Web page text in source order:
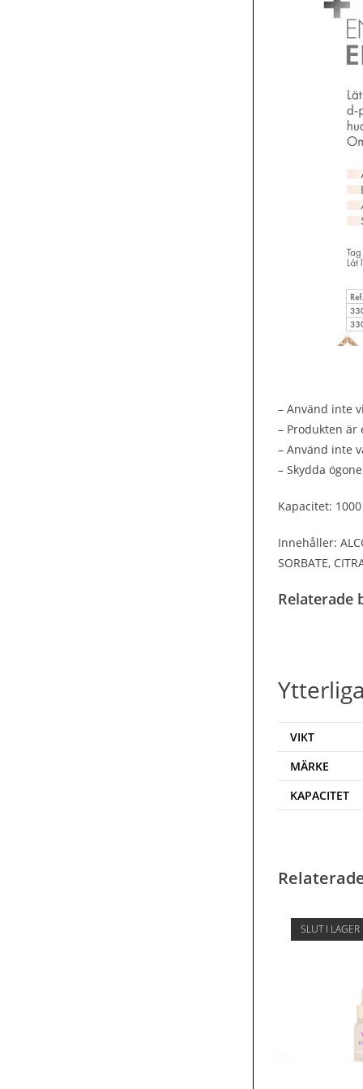
– Använd inte
– Produkten
– Använd inte
– Skydda
Kapacitet:
Innehåller:
SORBATE,
Relaterade
VIKT
MÄRKE
KAPACITET
SLUT I LAGER